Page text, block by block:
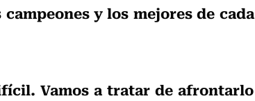
y los mejores de cada
Vamos a tratar de afrontarlo